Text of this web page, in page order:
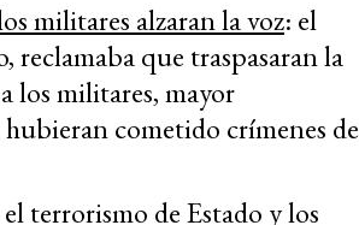
militares alzaran la voz: el
reclamaba que traspasaran la
los militares, mayor
cometido crímenes de
terrorismo de Estado y los